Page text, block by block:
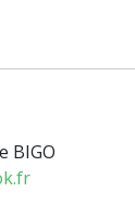
BIGO